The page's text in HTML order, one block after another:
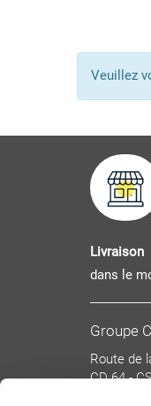
Veuillez
Livraison
dans le
Groupe
Route de
CD 64 -